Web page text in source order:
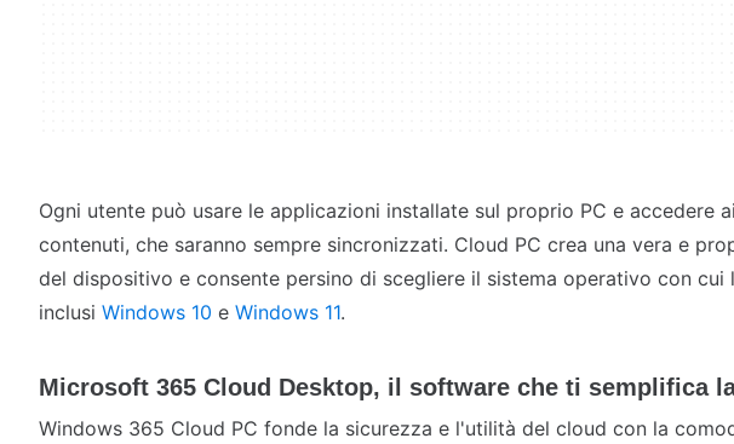
Ogni utente può usare le applicazioni installate sul proprio PC e accedere
contenuti, che saranno sempre sincronizzati. Cloud PC crea una vera e
del dispositivo e consente persino di scegliere il sistema operativo con cui
inclusi Windows 10 e Windows 11.
Microsoft 365 Cloud Desktop, il software che ti semplifica
Windows 365 Cloud PC fonde la sicurezza e l'utilità del cloud con la